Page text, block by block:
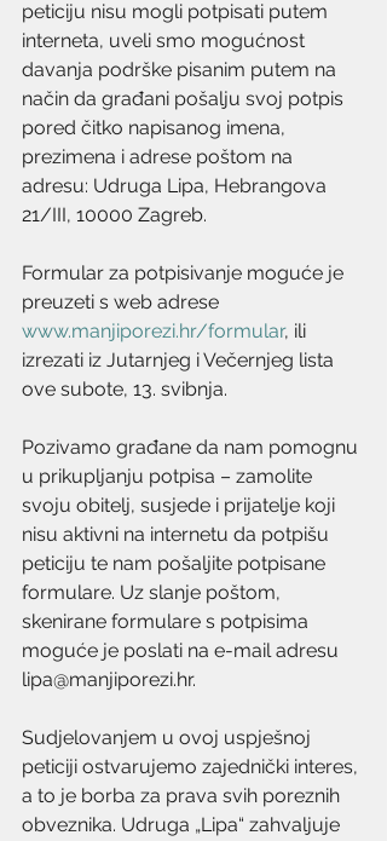
peticiju nisu mogli potpisati putem
interneta, uveli smo mogućnost
davanja podrške pisanim putem na
način da građani pošalju svoj potpis
pored čitko napisanog imena,
prezimena i adrese poštom na
adresu: Udruga Lipa, Hebrangova
21/III, 10000 Zagreb.
Formular za potpisivanje moguće je
preuzeti s web adrese
www.manjiporezi.hr/formular, ili
izrezati iz Jutarnjeg i Večernjeg lista
ove subote, 13. svibnja.
Pozivamo građane da nam pomognu
u prikupljanju potpisa – zamolite
svoju obitelj, susjede i prijatelje koji
nisu aktivni na internetu da potpišu
peticiju te nam pošaljite potpisane
formulare. Uz slanje poštom,
skenirane formulare s potpisima
moguće je poslati na e-mail adresu
lipa@manjiporezi.hr.
Sudjelovanjem u ovoj uspješnoj
peticiji ostvarujemo zajednički interes,
a to je borba za prava svih poreznih
obveznika. Udruga „Lipa“ zahvaljuje